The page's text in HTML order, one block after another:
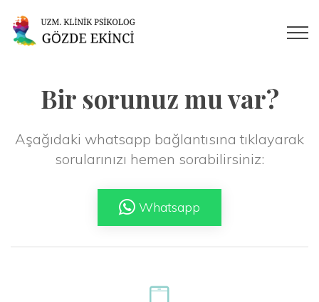
Bir sorunuz mu var?
Aşağıdaki whatsapp bağlantısına tıklayarak
sorularınızı hemen sorabilirsiniz:
Whatsapp